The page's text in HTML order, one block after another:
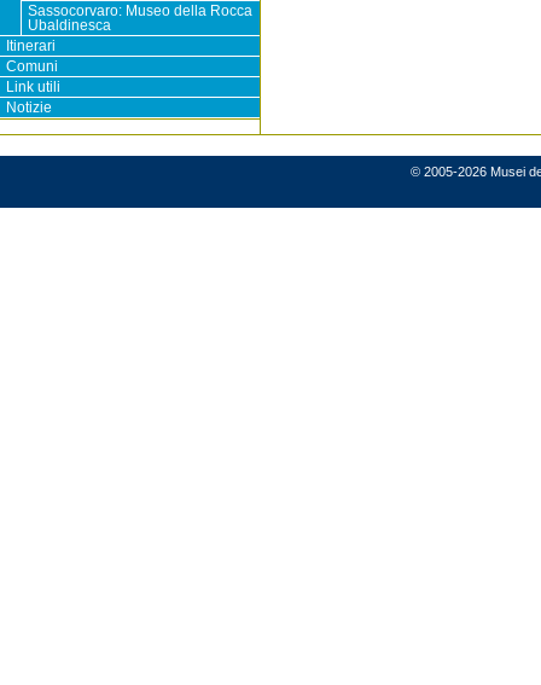
Sassocorvaro: Museo della Rocca
Ubaldinesca
Itinerari
Comuni
Link utili
Notizie
© 2005-2026 Musei